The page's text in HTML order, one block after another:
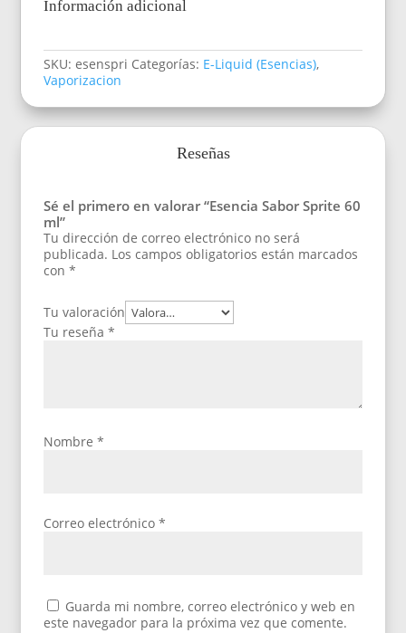
Información adicional
SKU:esenspri Categorías: E-Liquid (Esencias),
Vaporizacion
Reseñas
Sé el primero en valorar “Esencia Sabor Sprite 60
ml”
Tu dirección de correo electrónico no será
publicada. Los campos obligatorios están marcados
con*
Tu valoración
Tu reseña*
Nombre*
Correo electrónico*
Guarda mi nombre, correo electrónico y web en
este navegador para la próxima vez que comente.